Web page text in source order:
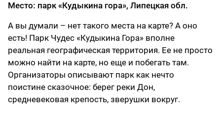
Место: парк «Кудыкина гора», Липецкая обл.
А вы думали – нет такого места на карте? А оно
есть! Парк Чудес «Кудыкина Гора» вполне
реальная географическая территория. Ее не просто
можно найти на карте, но еще и побегать там.
Организаторы описывают парк как нечто
поистине сказочное: берег реки Дон,
средневековая крепость, зверушки вокруг.